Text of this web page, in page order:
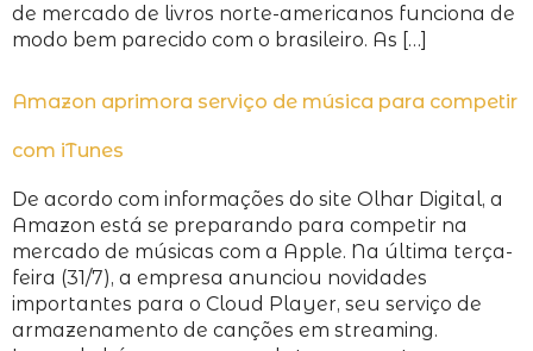
de mercado de livros norte-americanos funciona de
modo bem parecido com o brasileiro. As […]
Amazon aprimora serviço de música para competir
com iTunes
De acordo com informações do site Olhar Digital, a
Amazon está se preparando para competir na
mercado de músicas com a Apple. Na última terça-
feira (31/7), a empresa anunciou novidades
importantes para o Cloud Player, seu serviço de
armazenamento de canções em streaming.